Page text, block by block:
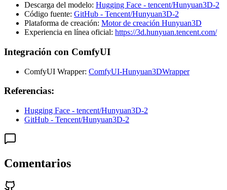
Descarga del modelo: Hugging Face - tencent/Hunyuan3D-2
Código fuente: GitHub - Tencent/Hunyuan3D-2
Plataforma de creación: Motor de creación Hunyuan3D
Experiencia en línea oficial: https://3d.hunyuan.tencent.com/
Integración con ComfyUI
ComfyUI Wrapper: ComfyUI-Hunyuan3DWrapper
Referencias:
Hugging Face - tencent/Hunyuan3D-2
GitHub - Tencent/Hunyuan3D-2
Comentarios